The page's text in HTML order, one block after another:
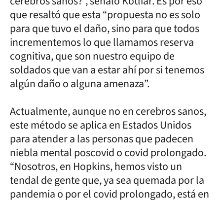
que resaltó que esta “propuesta no es solo
para que tuvo el daño, sino para que todos
incrementemos lo que llamamos reserva
cognitiva, que son nuestro equipo de
soldados que van a estar ahí por si tenemos
algún daño o alguna amenaza”.
Actualmente, aunque no en cerebros sanos,
este método se aplica en Estados Unidos
para atender a las personas que padecen
niebla mental poscovid o covid prolongado.
“Nosotros, en Hopkins, hemos visto un
tendal de gente que, ya sea quemada por la
pandemia o por el covid prolongado, está en